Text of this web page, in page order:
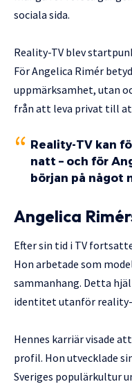
sociala sida.
Reality-TV blev
För Angelica Rimér
uppmärksamhet, utan
från att leva privat till
Reality-TV kan
natt – och för
början på något
Angelica
Efter sin tid i TV
Hon arbetade som
sammanhang. Detta
identitet utanför
Hennes karriär visade
profil. Hon utvecklade
Sveriges populärkultur